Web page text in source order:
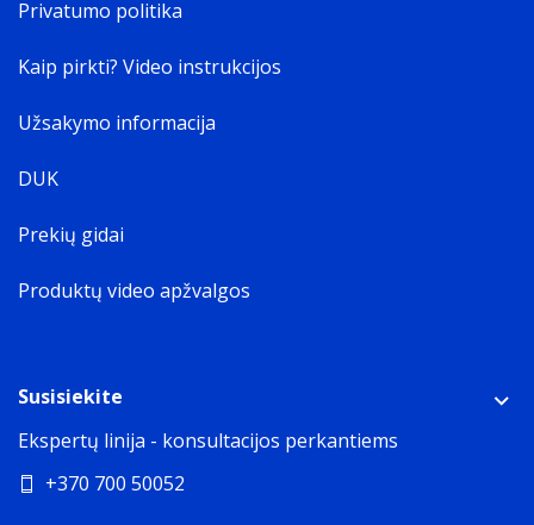
from base to top.
Svoris
If possible
5,7 kg
The distance from one end of the cord (cable) to the
1,1 m
49 cm
Privatumo politika
Kaip pirkti? Video instrukcijos
Užsakymo informacija
DUK
Prekių gidai
Produktų video apžvalgos
Susisiekite
Ekspertų linija - konsultacijos perkantiems
+370 700 50052